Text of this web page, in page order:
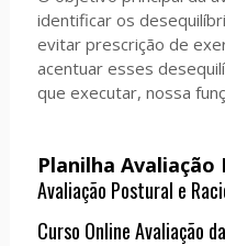
identificar os
evitar prescrição de
acentuar esses
que executar, nossa
Planilha Avaliação
Avaliação Postural e
Curso Online Avaliação